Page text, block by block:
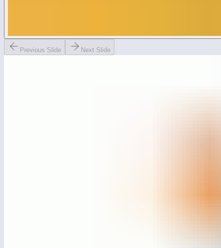
Previous Slide Next Slide